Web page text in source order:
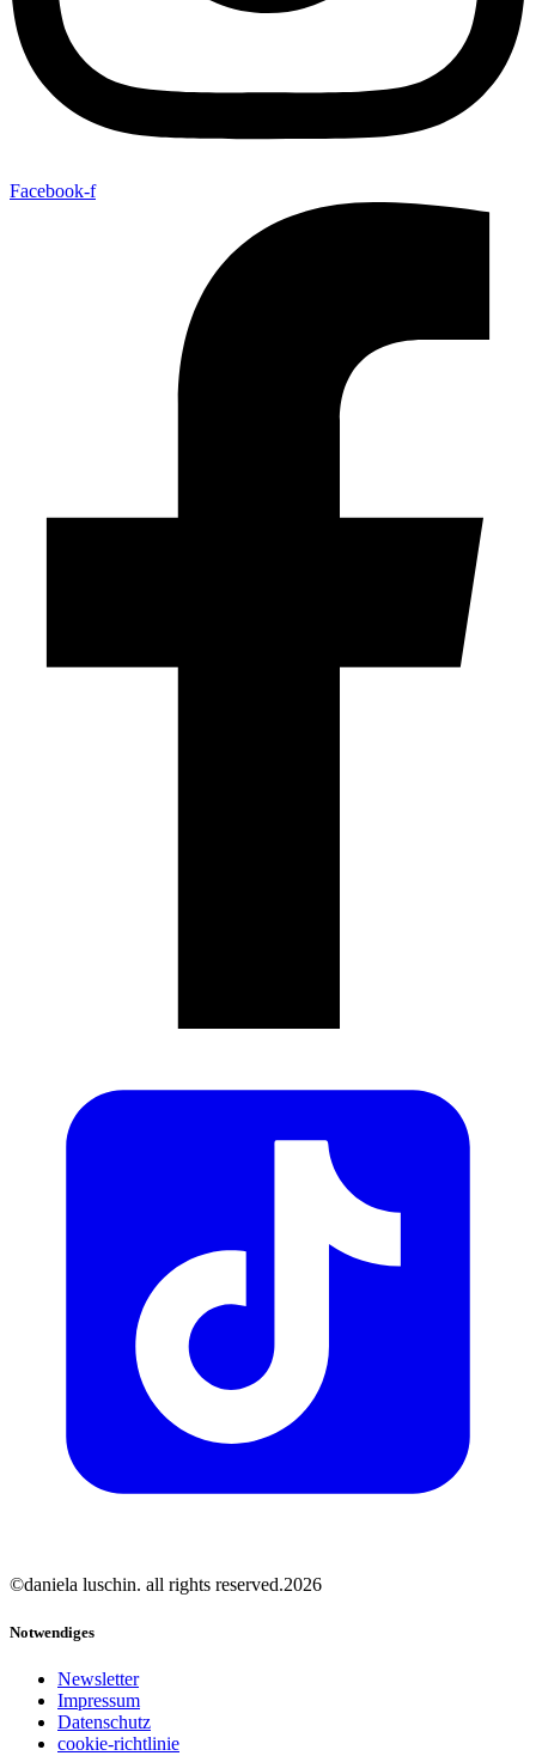
Facebook-f
©daniela luschin. all rights reserved.2026
Notwendiges
Newsletter
Impressum
Datenschutz
cookie-richtlinie